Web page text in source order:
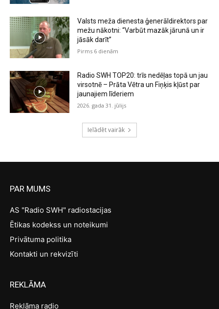
Valsts meža dienesta ģenerāldirektors par
mežu nākotni: “Varbūt mazāk jārunā un ir
jāsāk darīt”
Pirms 6 dienām
Radio SWH TOP20: trīs nedēļas topā un jau
virsotnē – Prāta Vētra un Fiņķis kļūst par
jaunajiem līderiem
2026. gada 31. jūlijs
Ielādēt vairāk
PAR MUMS
AS "Radio SWH" radiostacijas
Ētikas kodekss un noteikumi
Privātuma politika
Kontakti un rekvizīti
REKLĀMA
Reklāma radio